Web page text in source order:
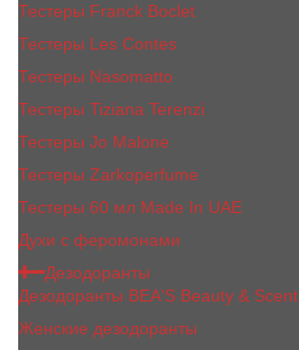
Тестеры Franck Boclet
Тестеры Les Contes
Тестеры Nasomatto
Тестеры Tiziana Terenzi
Тестеры Jо Malоnе
Тестеры Zarkoperfume
Тестеры 60 мл Made In UAE
Духи с феромонами
Дезодоранты
Дезодоранты BEA'S Beauty & Scent
Женские дезодоранты